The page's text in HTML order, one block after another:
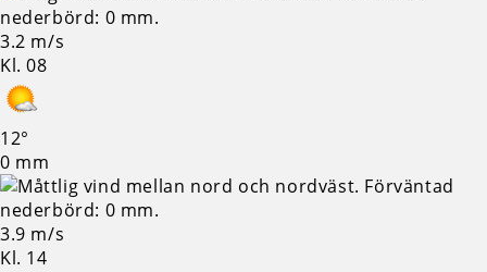
3.2 m/s
Kl. 08
12°
0 mm
3.9 m/s
Kl. 14